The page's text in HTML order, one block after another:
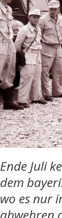
Ende Juli
dem
wo es nur